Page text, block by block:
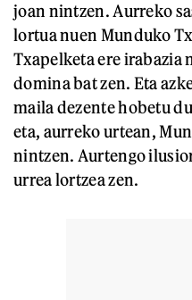
joan nintzen. Aurreko
lortua nuen Munduko
Txapelketa ere irabazia
domina bat zen. Eta
maila dezente hobetu
eta, aurreko urtean,
nintzen. Aurtengo
urrea lortzea zen.